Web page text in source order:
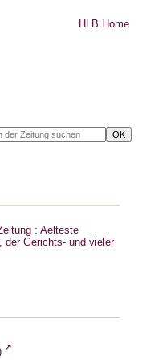
HLB Home
: Aelteste
der Gerichts- und vieler